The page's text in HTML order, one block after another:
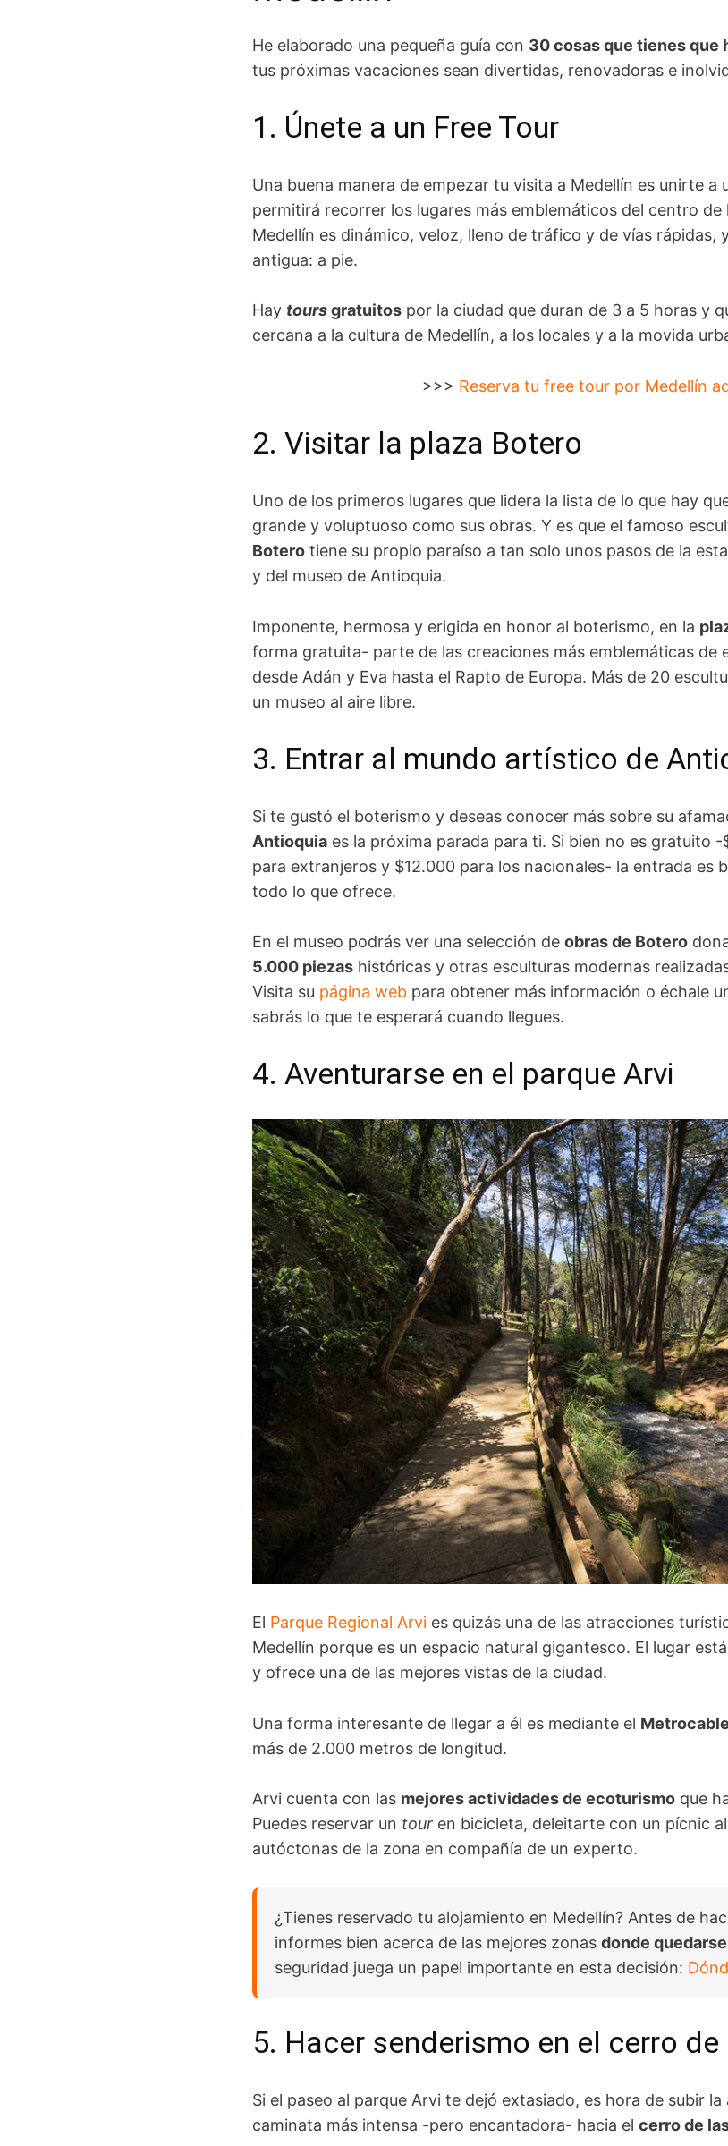
He elaborado una pequeña guía con 30 cosas que tienes que
tus próximas vacaciones sean divertidas, renovadoras e
1. Únete a un Free Tour
Una buena manera de empezar tu visita a Medellín es unirte a
permitirá recorrer los lugares más emblemáticos del centro de
Medellín es dinámico, veloz, lleno de tráfico y de vías rápidas,
antigua: a pie.
Hay toursgratuitos por la ciudad que duran de 3 a 5 horas y
cercana a la cultura de Medellín, a los locales y a la movida
>>> Reserva tu free tour por Medellín
2. Visitar la plaza Botero
Uno de los primeros lugares que lidera la lista de lo que hay
grande y voluptuoso como sus obras. Y es que el famoso
Botero tiene su propio paraíso a tan solo unos pasos de la
y del museo de Antioquia.
Imponente, hermosa y erigida en honor al boterismo, en la
forma gratuita- parte de las creaciones más emblemáticas de
desde Adán y Eva hasta el Rapto de Europa. Más de 20
un museo al aire libre.
3. Entrar al mundo artístico de
Si te gustó el boterismo y deseas conocer más sobre su
Antioquia es la próxima parada para ti. Si bien no es gratuito
para extranjeros y $12.000 para los nacionales- la entrada es
todo lo que ofrece.
En el museo podrás ver una selección de obras de Botero
5.000 piezas históricas y otras esculturas modernas
Visita su página web para obtener más información o échale
sabrás lo que te esperará cuando llegues.
4. Aventurarse en el parque Arvi
El Parque Regional Arvi es quizás una de las atracciones
Medellín porque es un espacio natural gigantesco. El lugar
y ofrece una de las mejores vistas de la ciudad.
Una forma interesante de llegar a él es mediante el Metrocable
más de 2.000 metros de longitud.
Arvi cuenta con las mejores actividades de ecoturismo que
Puedes reservar un tour en bicicleta, deleitarte con un pícnic
autóctonas de la zona en compañía de un experto.
¿Tienes reservado tu alojamiento en Medellín? Antes de
informes bien acerca de las mejores zonas donde
seguridad juega un papel importante en esta decisión:
5. Hacer senderismo en el cerro
Si el paseo al parque Arvi te dejó extasiado, es hora de subir
caminata más intensa -pero encantadora- hacia el cerro de